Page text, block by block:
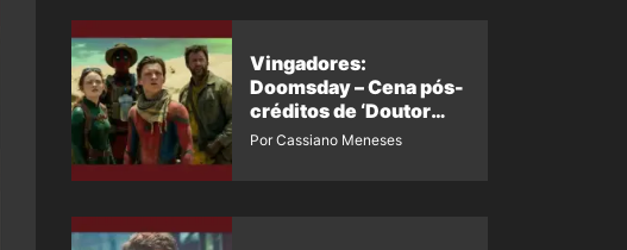
Vingadores:
Doomsday – Cena pós-
créditos de ‘Doutor
Destino’ é revelada
Por Cassiano Meneses